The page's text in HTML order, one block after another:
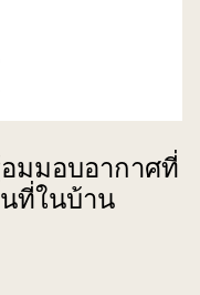
อมมอบอากาศที่
ที่ในบ้าน